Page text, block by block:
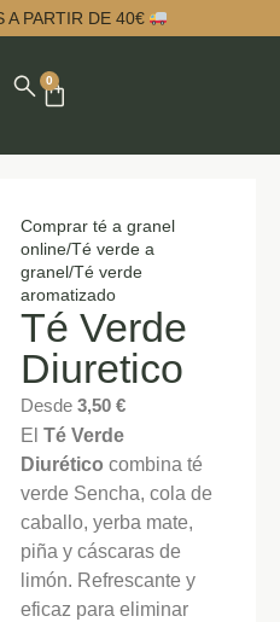
A PARTIR DE 40€
0
Comprar té a granel
online/Té verde a
granel/Té verde
aromatizado
Té Verde
Diuretico
Desde3,50€
ElTé Verde
Diurético combina té
verde Sencha, cola de
caballo, yerba mate,
piña y cáscaras de
limón. Refrescante y
eficaz para eliminar